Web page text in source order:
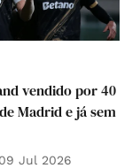
vendido por 40
Madrid e já sem
09 Jul 2026